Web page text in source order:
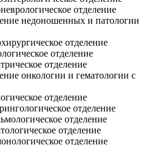
отделение
недоношенных и патологии
отделение
отделение
отделение
онкологии и гематологии с
отделение
отделение
отделение
отделение
отделение